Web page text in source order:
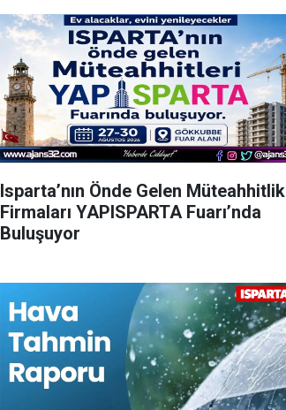
Isparta’nın Önde Gelen Müteahhitlik
Firmaları YAPISPARTA Fuarı’nda
Buluşuyor